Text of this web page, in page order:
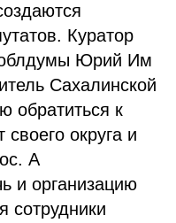
Куратор
облдумы Юрий Им
Сахалинской
обратиться к
округа и
А
и организацию
сотрудники